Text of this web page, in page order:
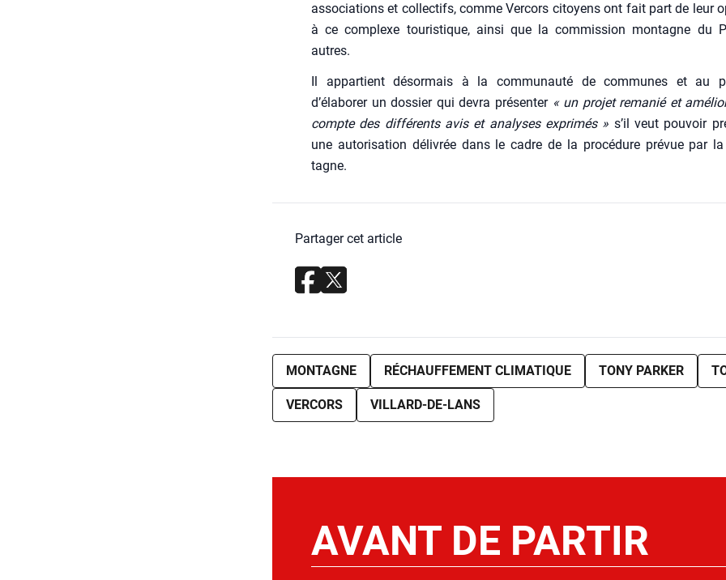
asso­cia­tions et col­lec­tifs, comme Ver­cors citoyens ont fait part de leur
à ce com­plexe tou­ris­tique, ain­si que la com­mis­sion mon­tagne du
autres.
Il appar­tient désor­mais à la com­mu­nau­té de com­munes et au
d’élaborer un dos­sier qui devra pré­sen­ter « un pro­jet rema­nié et
compte des dif­fé­rents avis et ana­lyses expri­més » s’il veut pou­voir
une auto­ri­sa­tion déli­vrée dans le cadre de la pro­cé­dure pré­vue par
tagne.
Partager cet article
MONTAGNE RÉCHAUFFEMENT CLIMATIQUE TONY PARKER
VERCORS VILLARD-DE-LANS
AVANT DE PARTIR